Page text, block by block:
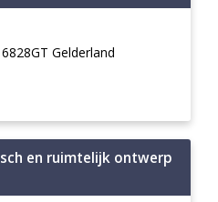
Gelderland
en ruimtelijk ontwerp